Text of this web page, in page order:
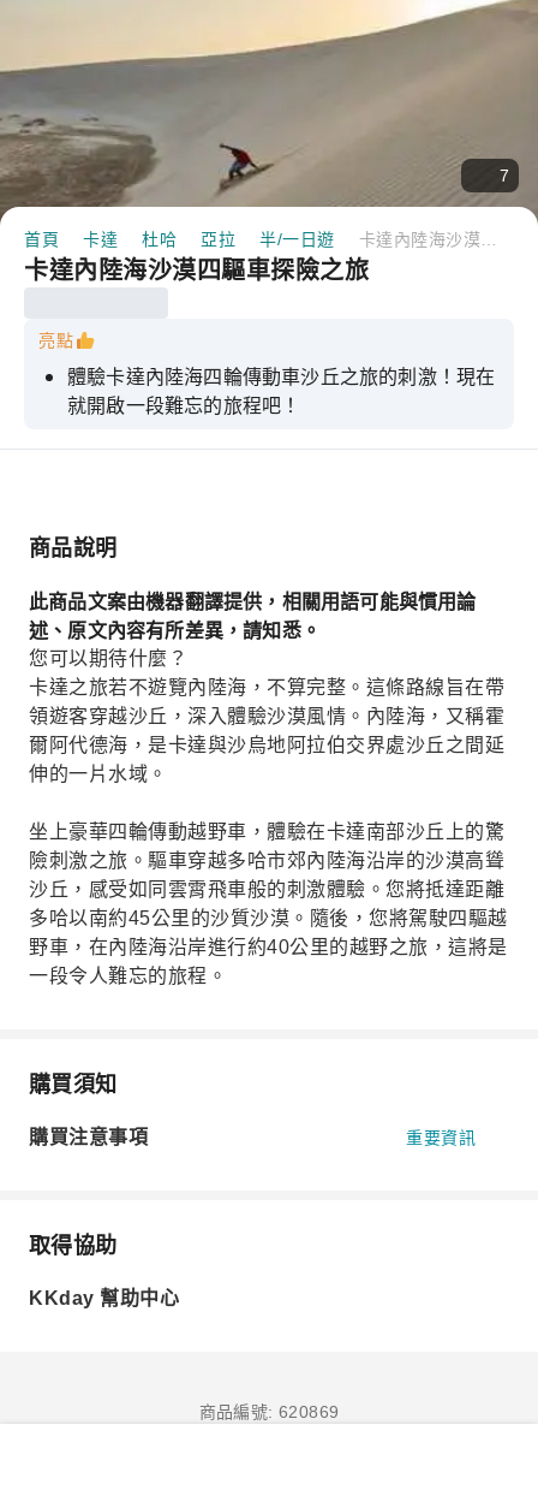
7
首頁 卡達 杜哈 亞拉 半/一日遊
卡達內陸海沙漠四驅車探險之旅
亮點
體驗卡達內陸海四輪傳動車沙丘之旅的刺激！現在
就開啟一段難忘的旅程吧！
商品說明
此商品文案由機器翻譯提供，相關用語可能與慣用論
述、原文內容有所差異，請知悉。
您可以期待什麼？
卡達之旅若不遊覽內陸海，不算完整。這條路線旨在帶
領遊客穿越沙丘，深入體驗沙漠風情。內陸海，又稱霍
爾阿代德海，是卡達與沙烏地阿拉伯交界處沙丘之間延
伸的一片水域。
坐上豪華四輪傳動越野車，體驗在卡達南部沙丘上的驚
險刺激之旅。驅車穿越多哈市郊內陸海沿岸的沙漠高聳
沙丘，感受如同雲霄飛車般的刺激體驗。您將抵達距離
多哈以南約45公里的沙質沙漠。隨後，您將駕駛四驅越
野車，在內陸海沿岸進行約40公里的越野之旅，這將是
一段令人難忘的旅程。
購買須知
購買注意事項 重要資訊
取得協助
KKday 幫助中心
商品編號: 620869